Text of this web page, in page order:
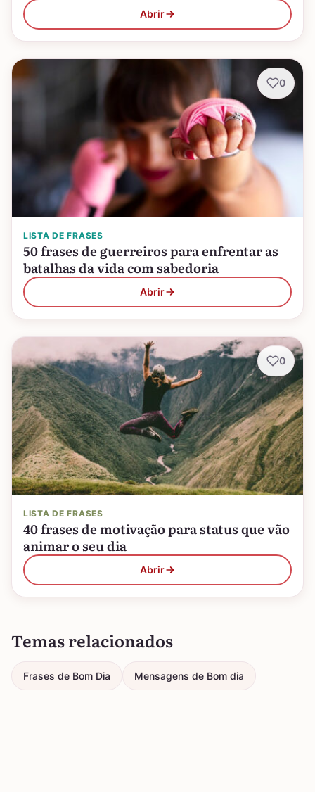
Abrir
LISTA DE FRASES
50 frases de guerreiros para enfrentar as
batalhas da vida com sabedoria
Abrir
0
LISTA DE FRASES
40 frases de motivação para status que vão
animar o seu dia
Abrir
0
Temas relacionados
Frases de Bom Dia Mensagens de Bom dia